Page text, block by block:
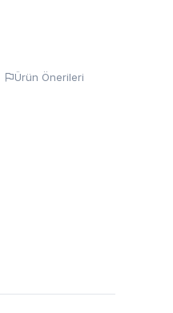
Ürün Önerileri